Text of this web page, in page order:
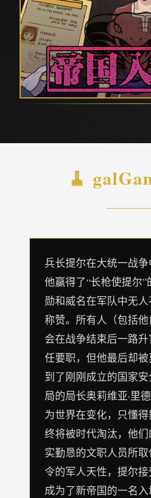
🧹
兵长提尔在大统一战
他赢得了“长枪使提尔
勋和威名在军队中无
称赞。所有人（包括
会在战争结束后一路
任要职，但他最后却
到了刚刚成立的国家
局的局长奥莉维亚·里
为世界在变化，只懂
终将被时代淘汰，他
实勤恳的文职人员所
令的军人天性，提尔接
成为了新帝国的一名